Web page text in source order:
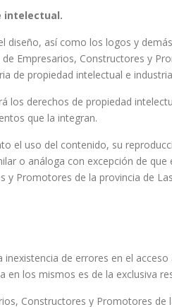
intelectual.
diseño, así como los logos y
Empresarios, Constructores y
de propiedad intelectual e
los derechos de propiedad
que la integran.
el uso del contenido, su
o análoga con excepción de
y Promotores de la provincia de
inexistencia de errores en el
en los mismos es de la exclusiva
Constructores y Promotores